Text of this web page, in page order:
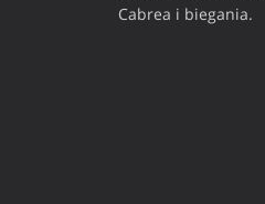
Cabrea i biegania.